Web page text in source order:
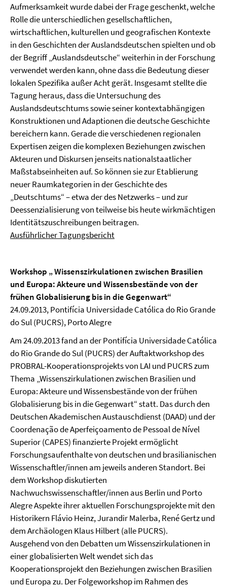
Aufmerksamkeit wurde dabei der Frage geschenkt, welche
Rolle die unterschiedlichen gesellschaftlichen,
wirtschaftlichen, kulturellen und geografischen Kontexte
in den Geschichten der Auslandsdeutschen spielten und ob
der Begriff „Auslandsdeutsche“ weiterhin in der Forschung
verwendet werden kann, ohne dass die Bedeutung dieser
lokalen Spezifika außer Acht gerät. Insgesamt stellte die
Tagung heraus, dass die Untersuchung des
Auslandsdeutschtums sowie seiner kontextabhängigen
Konstruktionen und Adaptionen die deutsche Geschichte
bereichern kann. Gerade die verschiedenen regionalen
Expertisen zeigen die komplexen Beziehungen zwischen
Akteuren und Diskursen jenseits nationalstaatlicher
Maßstabseinheiten auf. So können sie zur Etablierung
neuer Raumkategorien in der Geschichte des
„Deutschtums“ – etwa der des Netzwerks – und zur
Deessenzialisierung von teilweise bis heute wirkmächtigen
Identitätszuschreibungen beitragen.
Ausführlicher Tagungsbericht
Workshop „ Wissenszirkulationen zwischen Brasilien
und Europa: Akteure und Wissensbestände von der
frühen Globalisierung bis in die Gegenwart“
24.09.2013, Pontifícia Universidade Católica do Rio Grande
do Sul (PUCRS), Porto Alegre
Am 24.09.2013 fand an der Pontifícia Universidade Católica
do Rio Grande do Sul (PUCRS) der Auftaktworkshop des
PROBRAL-Kooperationsprojekts von LAI und PUCRS zum
Thema „Wissenszirkulationen zwischen Brasilien und
Europa: Akteure und Wissensbestände von der frühen
Globalisierung bis in die Gegenwart“ statt. Das durch den
Deutschen Akademischen Austauschdienst (DAAD) und der
Coordenação de Aperfeiçoamento de Pessoal de Nível
Superior (CAPES) finanzierte Projekt ermöglicht
Forschungsaufenthalte von deutschen und brasilianischen
Wissenschaftler/innen am jeweils anderen Standort. Bei
dem Workshop diskutierten
Nachwuchswissenschaftler/innen aus Berlin und Porto
Alegre Aspekte ihrer aktuellen Forschungsprojekte mit den
Historikern Flávio Heinz, Jurandir Malerba, René Gertz und
dem Archäologen Klaus Hilbert (alle PUCRS).
Ausgehend von den Debatten um Wissenszirkulationen in
einer globalisierten Welt wendet sich das
Kooperationsprojekt den Beziehungen zwischen Brasilien
und Europa zu. Der Folgeworkshop im Rahmen des